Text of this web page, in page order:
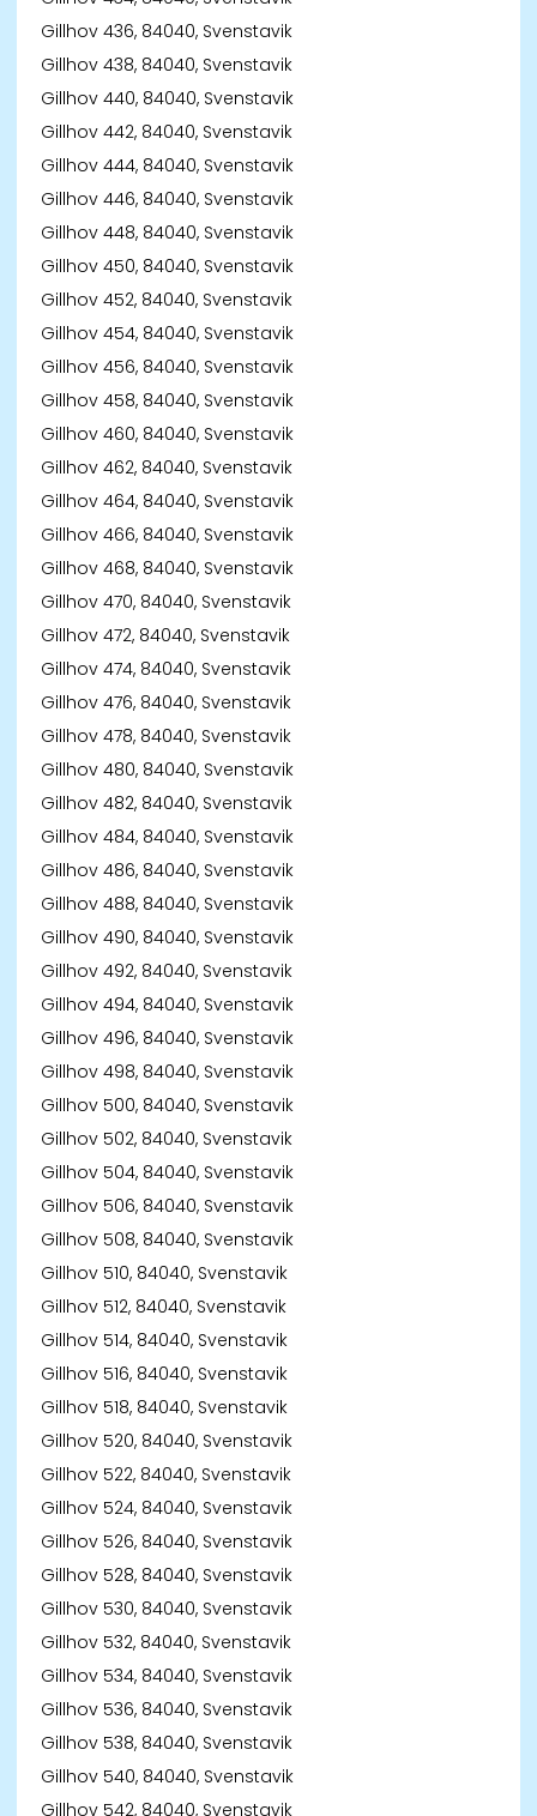
Gillhov 436, 84040, Svenstavik
Gillhov 438, 84040, Svenstavik
Gillhov 440, 84040, Svenstavik
Gillhov 442, 84040, Svenstavik
Gillhov 444, 84040, Svenstavik
Gillhov 446, 84040, Svenstavik
Gillhov 448, 84040, Svenstavik
Gillhov 450, 84040, Svenstavik
Gillhov 452, 84040, Svenstavik
Gillhov 454, 84040, Svenstavik
Gillhov 456, 84040, Svenstavik
Gillhov 458, 84040, Svenstavik
Gillhov 460, 84040, Svenstavik
Gillhov 462, 84040, Svenstavik
Gillhov 464, 84040, Svenstavik
Gillhov 466, 84040, Svenstavik
Gillhov 468, 84040, Svenstavik
Gillhov 470, 84040, Svenstavik
Gillhov 472, 84040, Svenstavik
Gillhov 474, 84040, Svenstavik
Gillhov 476, 84040, Svenstavik
Gillhov 478, 84040, Svenstavik
Gillhov 480, 84040, Svenstavik
Gillhov 482, 84040, Svenstavik
Gillhov 484, 84040, Svenstavik
Gillhov 486, 84040, Svenstavik
Gillhov 488, 84040, Svenstavik
Gillhov 490, 84040, Svenstavik
Gillhov 492, 84040, Svenstavik
Gillhov 494, 84040, Svenstavik
Gillhov 496, 84040, Svenstavik
Gillhov 498, 84040, Svenstavik
Gillhov 500, 84040, Svenstavik
Gillhov 502, 84040, Svenstavik
Gillhov 504, 84040, Svenstavik
Gillhov 506, 84040, Svenstavik
Gillhov 508, 84040, Svenstavik
Gillhov 510, 84040, Svenstavik
Gillhov 512, 84040, Svenstavik
Gillhov 514, 84040, Svenstavik
Gillhov 516, 84040, Svenstavik
Gillhov 518, 84040, Svenstavik
Gillhov 520, 84040, Svenstavik
Gillhov 522, 84040, Svenstavik
Gillhov 524, 84040, Svenstavik
Gillhov 526, 84040, Svenstavik
Gillhov 528, 84040, Svenstavik
Gillhov 530, 84040, Svenstavik
Gillhov 532, 84040, Svenstavik
Gillhov 534, 84040, Svenstavik
Gillhov 536, 84040, Svenstavik
Gillhov 538, 84040, Svenstavik
Gillhov 540, 84040, Svenstavik
Gillhov 542, 84040, Svenstavik